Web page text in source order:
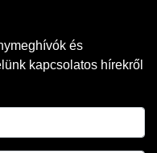
és
kapcsolatos hírekről